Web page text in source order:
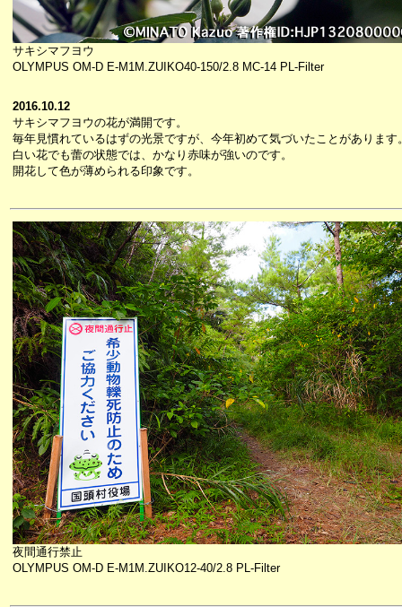
サキシマフヨウ
OLYMPUS OM-D E-M1M.ZUIKO40-150/2.8 MC-14 PL-Filter
2016.10.12
サキシマフヨウの花が満開です。
毎年見慣れているはずの光景ですが、今年初めて気づいたことがあります
白い花でも蕾の状態では、かなり赤味が強いのです。
開花して色が薄められる印象です。
夜間通行禁止
OLYMPUS OM-D E-M1M.ZUIKO12-40/2.8 PL-Filter